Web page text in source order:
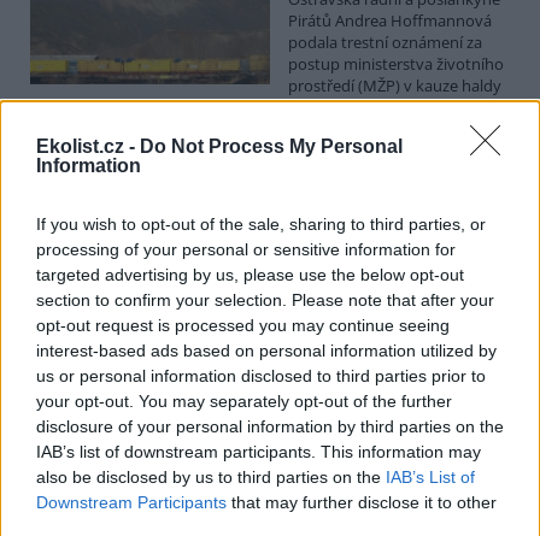
Ekolist.cz - Do Not Process My Personal
Information
If you wish to opt-out of the sale, sharing to third parties, or
processing of your personal or sensitive information for
targeted advertising by us, please use the below opt-out
section to confirm your selection. Please note that after your
opt-out request is processed you may continue seeing
interest-based ads based on personal information utilized by
us or personal information disclosed to third parties prior to
your opt-out. You may separately opt-out of the further
disclosure of your personal information by third parties on the
IAB’s list of downstream participants. This information may
also be disclosed by us to third parties on the IAB’s List of
Downstream Participants that may further disclose it to other
Pirátů Andrea Hoffmannová
podala trestní oznámení za
postup ministerstva životního
prostředí (MŽP) v kauze haldy
Heřmanice. Vyplývá to ze zprávy, kterou ČTK poskytla Česká
pirátská strana. Požaduje, aby policie prověřila okolnosti odebrání
případu České inspekci životního prostředí (ČIŽP) a zastavení řízení.
Hoffmannová ČTK sdělila, že trestní oznámení podala proti dosud
dalším osobám, jejichž účast na popsaném postupu může být
zjištěna prověřováním. Stanovisko MŽP a ČIŽP ČTK shání.
Ředitelé odborů i mluvčí se z ČIŽP rozhodli odejít z
vlastní vůle, řekl Straka
6.8.2026 15:22 (ČTK)
Diskuse: 1
Ředitel odboru vnitřních
služeb Matěj Mrlina, vedoucí
služebního úřadu Oldřich
Jarolím a tisková mluvčí Miriam
Loužecká končí na České
inspekci životního prostředí (ČIŽP) z vlastní iniciativy. Na dotaz ČTK